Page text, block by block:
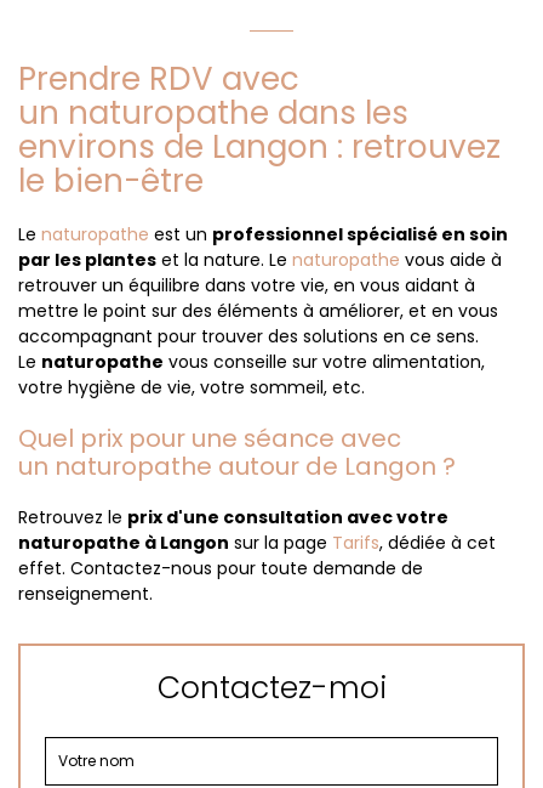
Prendre RDV avec
un naturopathe dans les
environs de Langon : retrouvez
le bien-être
Le naturopathe est un professionnel spécialisé en soin
par les plantes et la nature. Le naturopathe vous aide à
retrouver un équilibre dans votre vie, en vous aidant à
mettre le point sur des éléments à améliorer, et en vous
accompagnant pour trouver des solutions en ce sens.
Le naturopathe vous conseille sur votre alimentation,
votre hygiène de vie, votre sommeil, etc.
Quel prix pour une séance avec
un naturopathe autour de Langon ?
Retrouvez le prix d'une consultation avec votre
naturopathe à Langon sur la page Tarifs, dédiée à cet
effet. Contactez-nous pour toute demande de
renseignement.
Contactez-moi